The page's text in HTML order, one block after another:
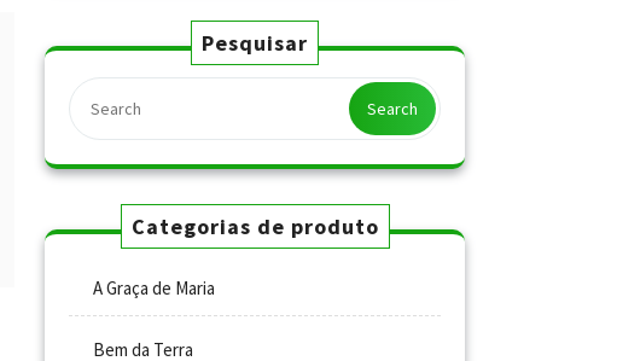
Pesquisar
Search
Categorias de produto
A Graça de Maria
Bem da Terra